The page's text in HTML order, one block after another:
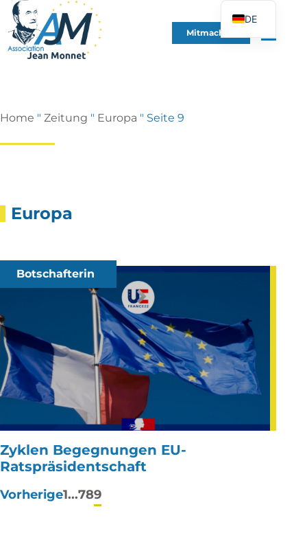
Mitmachen
Home " Zeitung " Europa " Seite 9
Europa
Botschafterin
Zyklen Begegnungen EU-
Ratspräsidentschaft
Paginierung
Vorherige1...789
DE
FR